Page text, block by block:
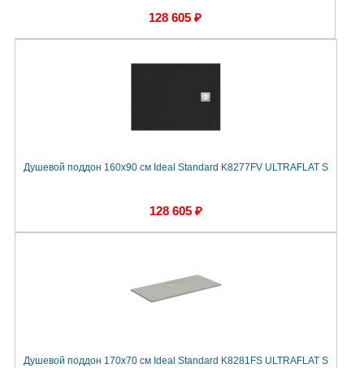
128 605 ₽
Душевой поддон 160х90 см Ideal Standard K8277FV ULTRAFLAT S
128 605 ₽
Душевой поддон 170х70 см Ideal Standard K8281FS ULTRAFLAT S